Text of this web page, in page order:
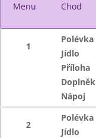
Menu
Chod
1
Polévka
Jídlo
Příloha
Doplněk
Nápoj
2
Polévka
Jídlo